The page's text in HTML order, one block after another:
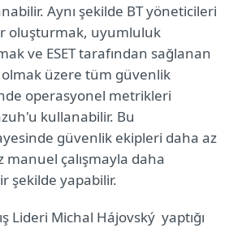
Aynı şekilde BT yöneticileri
oluşturmak, uyumluluk
ve ESET tarafından sağlanan
üzere tüm güvenlik
operasyonel metrikleri
kullanabilir. Bu
güvenlik ekipleri daha az
manuel çalışmayla daha
şekilde yapabilir.
Lideri Michal Hájovský yaptığı